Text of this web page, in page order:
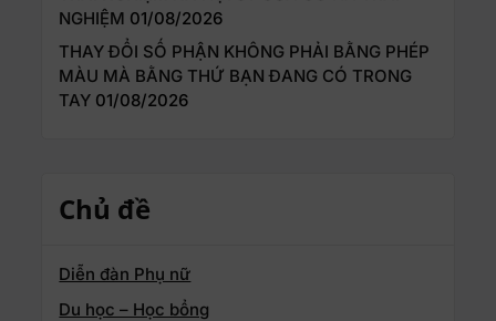
NGHIỆM 01/08/2026
THAY ĐỔI SỐ PHẬN KHÔNG PHẢI BẰNG PHÉP
MÀU MÀ BẰNG THỨ BẠN ĐANG CÓ TRONG
TAY 01/08/2026
Chủ đề
Diễn đàn Phụ nữ
Du học – Học bổng